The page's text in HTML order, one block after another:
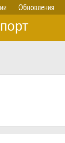
Обновления